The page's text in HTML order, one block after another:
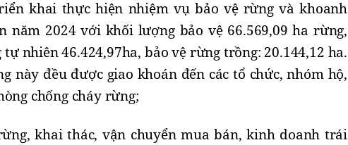
khai thực hiện nhiệm vụ bảo vệ rừng và khoanh
năm 2024 với khối lượng bảo vệ 66.569,09 ha rừng,
nhiên 46.424,97ha, bảo vệ rừng trồng: 20.144,12 ha.
này đều được giao khoán đến các tổ chức, nhóm hộ,
chống cháy rừng;
khai thác, vận chuyển mua bán, kinh doanh trái